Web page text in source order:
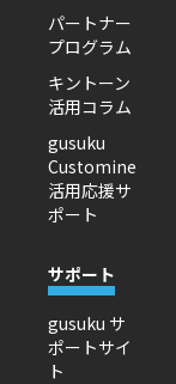
パートナー
プログラム
キントーン
活用コラム
gusuku
Customine
活用応援サ
ポート
サポート
gusuku サ
ポートサイ
ト